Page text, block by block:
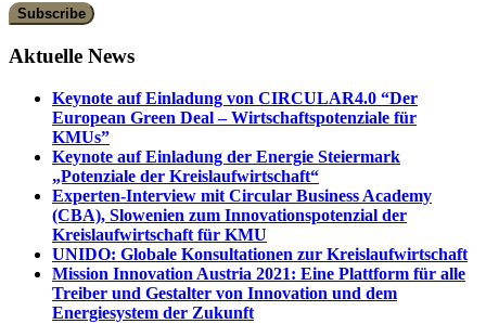
Aktuelle News
Keynote auf Einladung von CIRCULAR4.0 “Der
European Green Deal – Wirtschaftspotenziale für
KMUs”
Keynote auf Einladung der Energie Steiermark
„Potenziale der Kreislaufwirtschaft“
Experten-Interview mit Circular Business Academy
(CBA), Slowenien zum Innovationspotenzial der
Kreislaufwirtschaft für KMU
UNIDO: Globale Konsultationen zur Kreislaufwirtschaft
Mission Innovation Austria 2021: Eine Plattform für alle
Treiber und Gestalter von Innovation und dem
Energiesystem der Zukunft